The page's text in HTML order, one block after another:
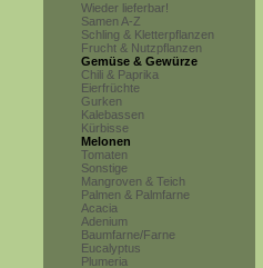
Wieder lieferbar!
Samen A-Z
Schling & Kletterpflanzen
Frucht & Nutzpflanzen
Gemüse & Gewürze
Chili & Paprika
Eierfrüchte
Gurken
Kalebassen
Kürbisse
Melonen
Tomaten
Sonstige
Mangroven & Teich
Palmen & Palmfarne
Acacia
Adenium
Baumfarne/Farne
Eucalyptus
Plumeria